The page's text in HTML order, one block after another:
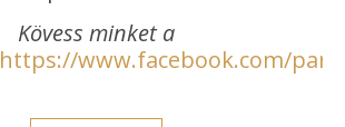
Kövess minket a
https://www.facebook.com/